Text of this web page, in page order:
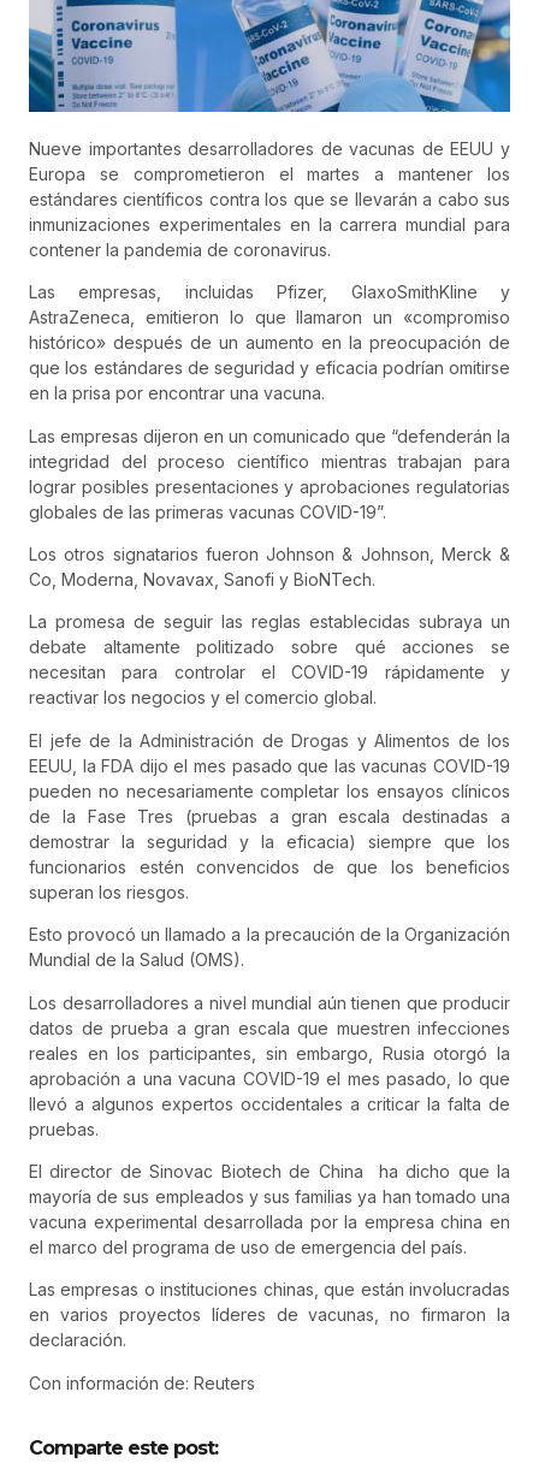
Nueve importantes desarrolladores de vacunas de EEUU y
Europa se comprometieron el martes a mantener los
estándares científicos contra los que se llevarán a cabo sus
inmunizaciones experimentales en la carrera mundial para
contener la pandemia de coronavirus.
Las empresas, incluidas Pfizer, GlaxoSmithKline y
AstraZeneca, emitieron lo que llamaron un «compromiso
histórico» después de un aumento en la preocupación de
que los estándares de seguridad y eficacia podrían omitirse
en la prisa por encontrar una vacuna.
Las empresas dijeron en un comunicado que “defenderán la
integridad del proceso científico mientras trabajan para
lograr posibles presentaciones y aprobaciones regulatorias
globales de las primeras vacunas COVID-19”.
Los otros signatarios fueron Johnson & Johnson, Merck &
Co, Moderna, Novavax, Sanofi y BioNTech.
La promesa de seguir las reglas establecidas subraya un
debate altamente politizado sobre qué acciones se
necesitan para controlar el COVID-19 rápidamente y
reactivar los negocios y el comercio global.
El jefe de la Administración de Drogas y Alimentos de los
EEUU, la FDA dijo el mes pasado que las vacunas COVID-19
pueden no necesariamente completar los ensayos clínicos
de la Fase Tres (pruebas a gran escala destinadas a
demostrar la seguridad y la eficacia) siempre que los
funcionarios estén convencidos de que los beneficios
superan los riesgos.
Esto provocó un llamado a la precaución de la Organización
Mundial de la Salud (OMS).
Los desarrolladores a nivel mundial aún tienen que producir
datos de prueba a gran escala que muestren infecciones
reales en los participantes, sin embargo, Rusia otorgó la
aprobación a una vacuna COVID-19 el mes pasado, lo que
llevó a algunos expertos occidentales a criticar la falta de
pruebas.
El director de Sinovac Biotech de China ha dicho que la
mayoría de sus empleados y sus familias ya han tomado una
vacuna experimental desarrollada por la empresa china en
el marco del programa de uso de emergencia del país.
Las empresas o instituciones chinas, que están involucradas
en varios proyectos líderes de vacunas, no firmaron la
declaración.
Con información de: Reuters
Comparte este post: